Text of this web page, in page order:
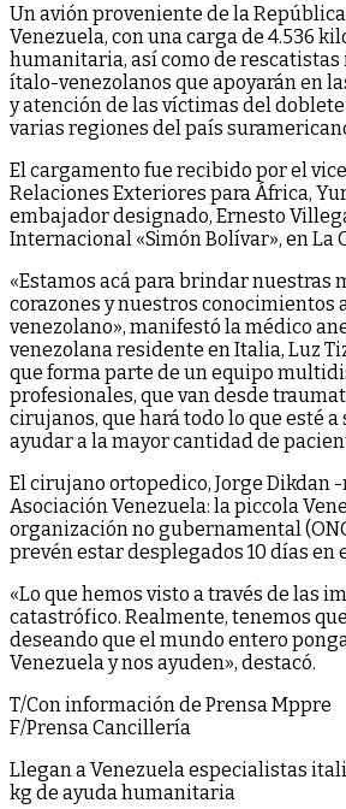
Un avión proveniente de la
Venezuela, con una carga de 4.536
humanitaria, así como de
ítalo-venezolanos que apoyarán en
y atención de las víctimas del
varias regiones del país
El cargamento fue recibido por el
Relaciones Exteriores para África,
embajador designado, Ernesto
Internacional «Simón Bolívar», en La
«Estamos acá para brindar nuestras
corazones y nuestros conocimientos
venezolano», manifestó la médico
venezolana residente en Italia, Luz
que forma parte de un equipo
profesionales, que van desde
cirujanos, que hará todo lo que esté a
ayudar a la mayor cantidad de
El cirujano ortopedico, Jorge Dikdan
Asociación Venezuela: la piccola
organización no gubernamental
prevén estar desplegados 10 días en
«Lo que hemos visto a través de las
catastrófico. Realmente, tenemos
deseando que el mundo entero
Venezuela y nos ayuden», destacó.
T/Con información de Prensa Mppre
F/Prensa Cancillería
Llegan a Venezuela especialistas
kg de ayuda humanitaria